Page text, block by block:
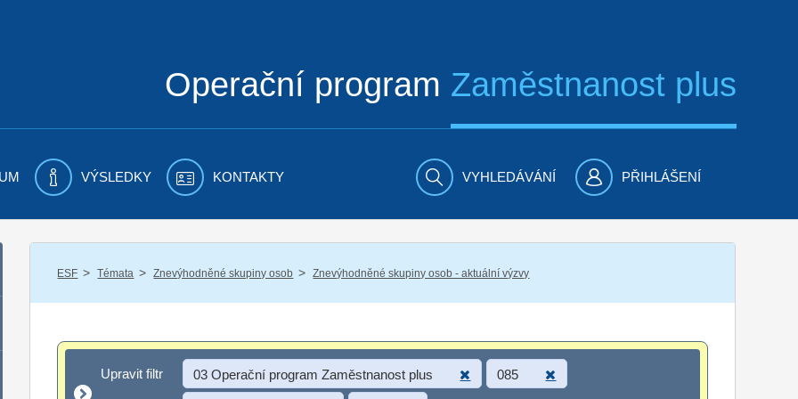
Operační program Zaměstnanost plus
VÝSLEDKY KONTAKTY VYHLEDÁVÁNÍ PŘIHLÁŠENÍ
ESF / Témata / Znevýhodněné skupiny osob / Znevýhodněné skupiny osob - aktuální výzvy
Upravit filtr
Upravit filtr 03 Operační program Zaměstnanost plus 085